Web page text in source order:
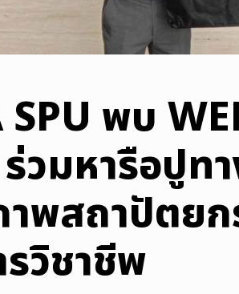
SPU พบ
ร่วมหารือปู
พสถาปัตยก
วิชาชีพ